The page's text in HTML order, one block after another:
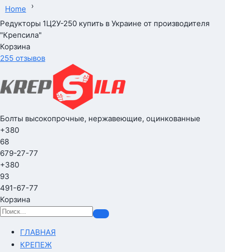
Home
›
Редукторы 1Ц2У-250 купить в Украине от производителя
"Крепсила"
Корзина
255 отзывов
Болты высокопрочные, нержавеющие, оцинкованные
+380
68
679-27-77
+380
93
491-67-77
Корзина
ГЛАВНАЯ
КРЕПЕЖ